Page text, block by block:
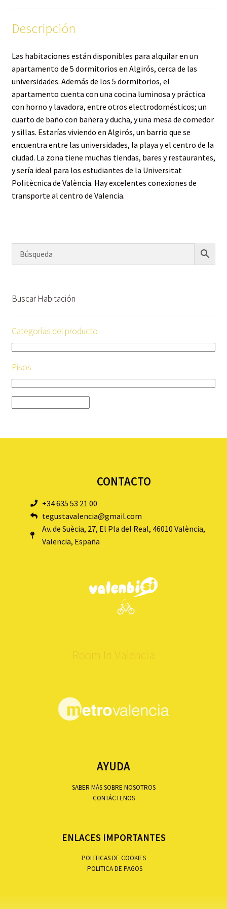
Descripción
Las habitaciones están disponibles para alquilar en un
apartamento de 5 dormitorios en Algirós, cerca de las
universidades. Además de los 5 dormitorios, el
apartamento cuenta con una cocina luminosa y práctica
con horno y lavadora, entre otros electrodomésticos; un
cuarto de baño con bañera y ducha, y una mesa de comedor
y sillas. Estarías viviendo en Algirós, un barrio que se
encuentra entre las universidades, la playa y el centro de la
ciudad. La zona tiene muchas tiendas, bares y restaurantes,
y sería ideal para los estudiantes de la Universitat
Politècnica de València. Hay excelentes conexiones de
transporte al centro de Valencia.
Buscar Habitación
Categorías del producto
Pisos
CONTACTO
+34 635 53 21 00
tegustavalencia@gmail.com
Av. de Suècia, 27, El Pla del Real, 46010 València,
Valencia, España
Room In Valencia
AYUDA
SABER MÁS SOBRE NOSOTROS
CONTÁCTENOS
ENLACES IMPORTANTES
POLITICAS DE COOKIES
POLITICA DE PAGOS